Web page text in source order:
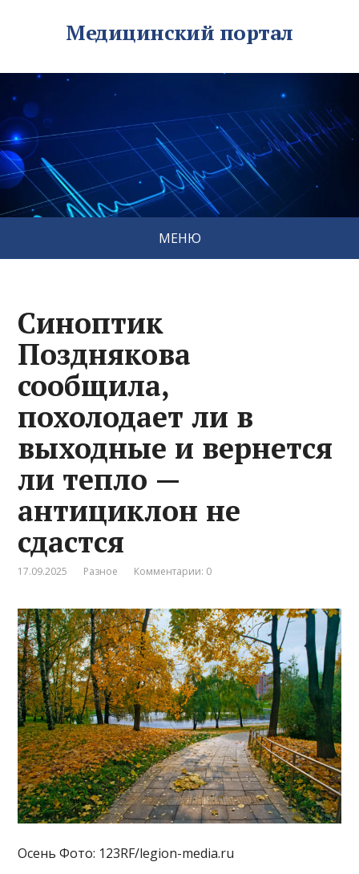
Медицинский портал
МЕНЮ
Синоптик
Позднякова
сообщила,
похолодает ли в
выходные и вернется
ли тепло —
антициклон не
сдастся
17.09.2025 Разное Комментарии: 0
Осень Фото: 123RF/legion-media.ru